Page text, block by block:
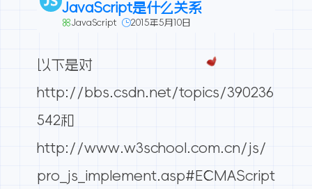
JavaScript是什么关系
JavaScript 2015年5月10日
以下是对
http://bbs.csdn.net/topics/390236
542和
http://www.w3school.com.cn/js/
pro_js_implement.asp#ECMAScript